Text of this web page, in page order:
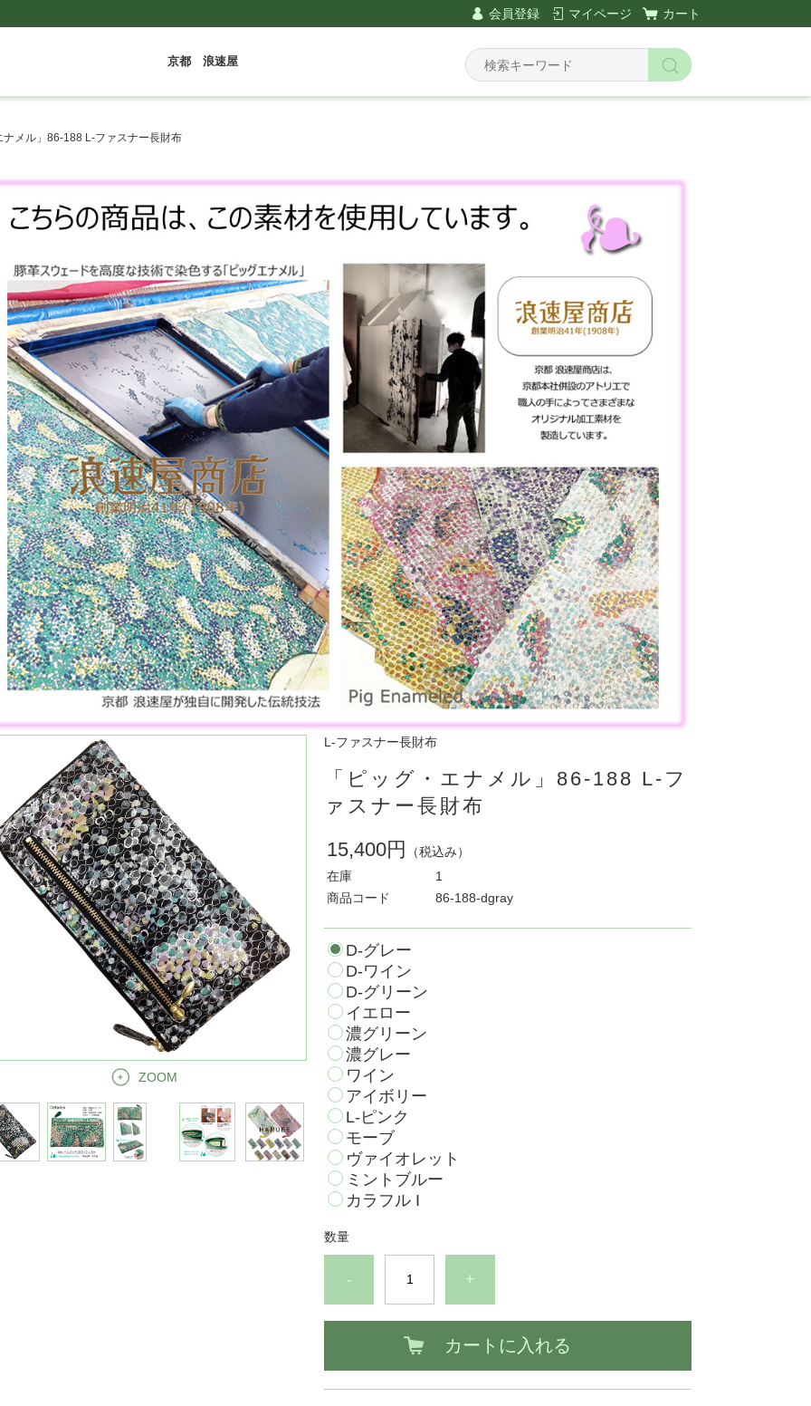
会員登録 マイページ カート
京都 浪速屋
ナメル」86-188 L-ファスナー長財布
ZOOM
L-ファスナー長財布
「ピッグ・エナメル」86-188 L-フ
ァスナー長財布
15,400円
（税込み）
在庫
1
商品コード
86-188-dgray
D-グレー
D-ワイン
D-グリーン
イエロー
濃グリーン
濃グレー
ワイン
アイボリー
L-ピンク
モーブ
ヴァイオレット
ミントブルー
カラフル I
数量
- +
カートに入れる